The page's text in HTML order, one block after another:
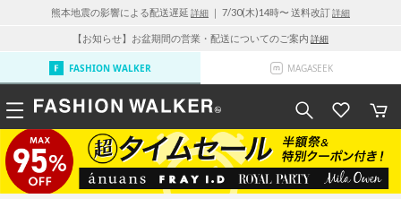
熊本地震の影響による配送遅延 詳細 ｜ 7/30(木)14時〜 送料改訂詳細
【お知らせ】お盆期間の営業・配送についてのご案内 詳細
FASHION WALKER MAGASEEK